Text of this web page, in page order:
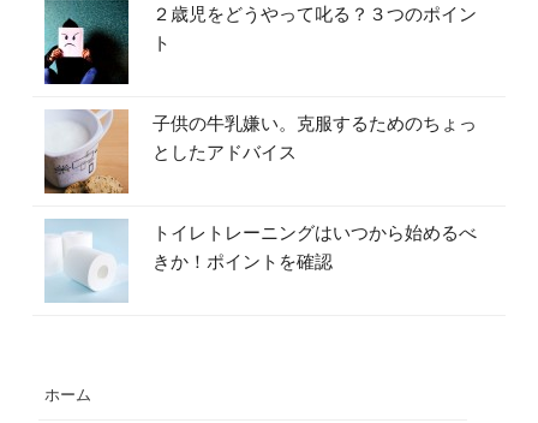
２歳児をどうやって叱る？３つのポイン
ト
子供の牛乳嫌い。克服するためのちょっ
としたアドバイス
トイレトレーニングはいつから始めるべ
きか！ポイントを確認
ホーム